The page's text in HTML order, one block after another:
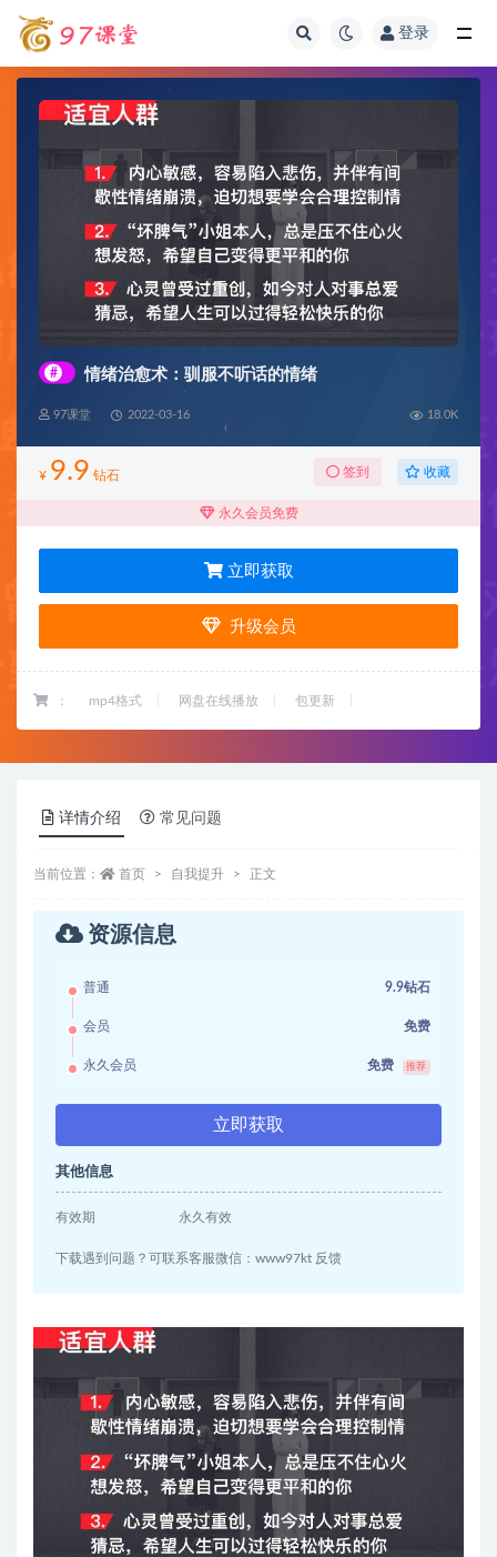
登录
# 情绪治愈术：驯服不听话的情绪
97课堂 2022-03-16 18.0K
¥ 9.9 钻石 签到 收藏
永久会员免费
立即获取
升级会员
： mp4格式 网盘在线播放 包更新
详情介绍 常见问题
当前位置： 首页 自我提升 正文
资源信息
普通 9.9钻石
会员 免费
永久会员 免费 推荐
立即获取
其他信息
有效期 永久有效
下载遇到问题？可联系客服微信：www97kt 反馈